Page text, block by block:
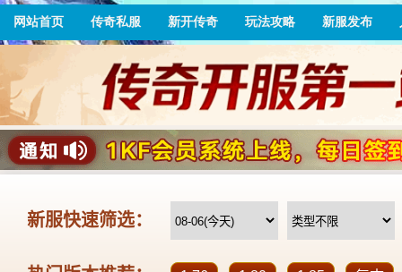
网站首页 传奇私服 新开传奇 玩法攻略 新服发布